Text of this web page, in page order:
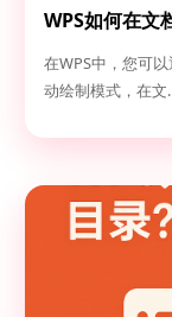
WPS如何在文
在WPS中，您可
动绘制模式，在